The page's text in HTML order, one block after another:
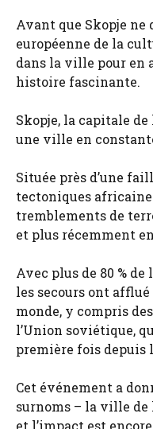
Avant que Skopje
européenne de la
dans la ville pour en
histoire fascinante.
Skopje, la capitale
une ville en
Située près d’une
tectoniques
tremblements de
et plus récemment en
Avec plus de 80 %
les secours ont
monde, y compris
l’Union soviétique,
première fois depuis
Cet événement a
surnoms – la ville
et l’impact est